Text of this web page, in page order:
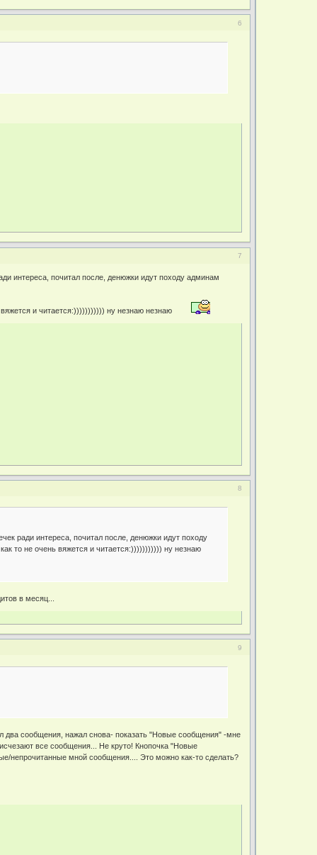
6
7
интереса, почитал после, денюжки идут походу админам
и читается:))))))))))) ну незнаю незнаю
8
ради интереса, почитал после, денюжки идут походу
то не очень вяжется и читается:))))))))))) ну незнаю
в месяц...
9
сообщения, нажал снова- показать "Новые сообщения" -мне
все сообщения... Не круто! Кнопочка "Новые
непрочитанные мной сообщения.... Это можно как-то сделать?